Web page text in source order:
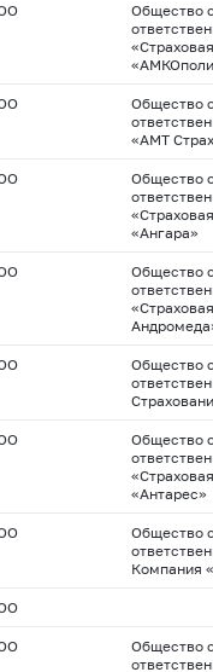
Общество
Общество
«АМТ
Общество
«Ангара»
Общество
Общество
Общество
«Антарес»
Общество
Компания
Общество